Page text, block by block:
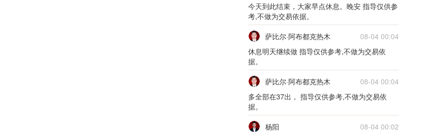
今天到此结束，大家早点休息。晚安 指导仅供参
考,不做为交易依据。
萨比尔·阿布都克热木
08-04 00:04
休息明天继续做 指导仅供参考,不做为交易依
据。
萨比尔·阿布都克热木
08-04 00:04
多全部在37出， 指导仅供参考,不做为交易依
据。
杨阳
08-04 00:02